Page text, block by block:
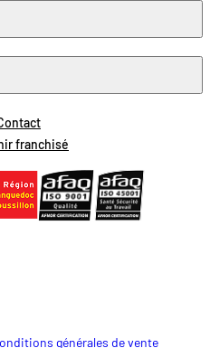
franchisé
générales de vente